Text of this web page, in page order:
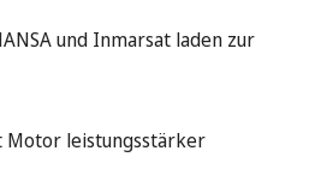
und Inmarsat laden zur
Motor leistungsstärker